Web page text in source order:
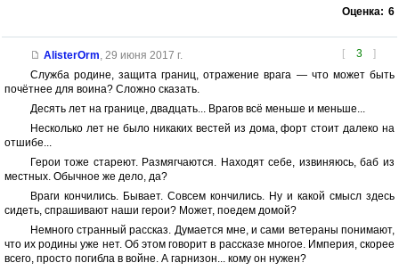
Оценка: 6
[ 3 ]
AlisterOrm, 29 июня 2017 г.
Служба родине, защита границ, отражение врага — что может быть
почётнее для воина? Сложно сказать.
Десять лет на границе, двадцать... Врагов всё меньше и меньше...
Несколько лет не было никаких вестей из дома, форт стоит далеко на
отшибе...
Герои тоже стареют. Размягчаются. Находят себе, извиняюсь, баб из
местных. Обычное же дело, да?
Враги кончились. Бывает. Совсем кончились. Ну и какой смысл здесь
сидеть, спрашивают наши герои? Может, поедем домой?
Немного странный рассказ. Думается мне, и сами ветераны понимают,
что их родины уже нет. Об этом говорит в рассказе многое. Империя, скорее
всего, просто погибла в войне. А гарнизон... кому он нужен?